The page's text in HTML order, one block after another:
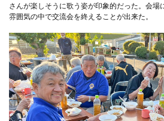
さんが楽しそうに歌う姿が印象的だった。会場
雰囲気の中で交流会を終えることが出来た。